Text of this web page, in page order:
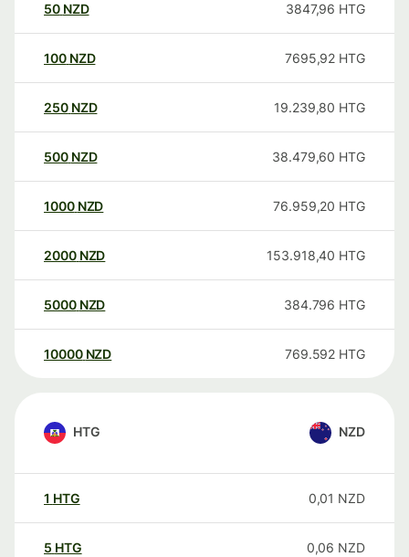
50 NZD 3847,96 HTG
100 NZD 7695,92 HTG
250 NZD 19.239,80 HTG
500 NZD 38.479,60 HTG
1000 NZD 76.959,20 HTG
2000 NZD 153.918,40 HTG
5000 NZD 384.796 HTG
10000 NZD 769.592 HTG
HTG NZD
1 HTG 0,01 NZD
5 HTG 0,06 NZD